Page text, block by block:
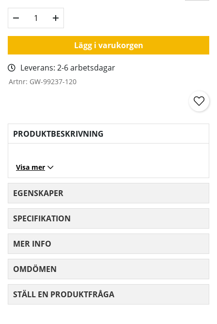
Lägg i varukorgen
Leverans: 2-6 arbetsdagar
Artnr: GW-99237-120
PRODUKTBESKRIVNING
Visa mer
EGENSKAPER
SPECIFIKATION
MER INFO
OMDÖMEN
STÄLL EN PRODUKTFRÅGA